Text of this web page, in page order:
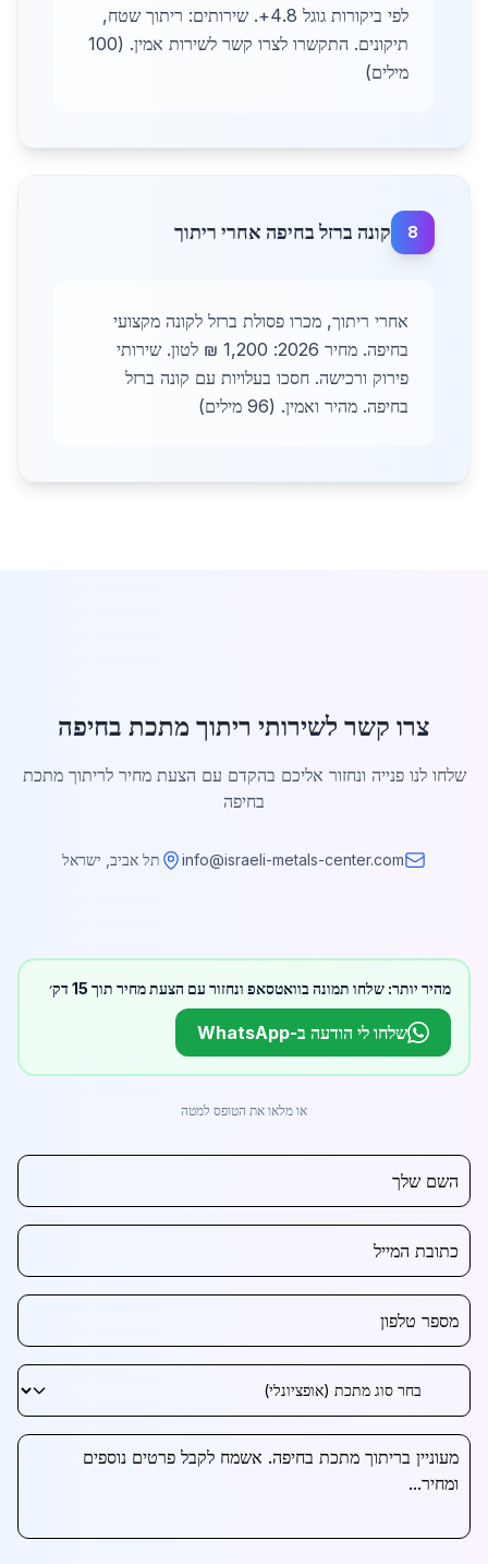
לפי ביקורות גוגל 4.8+. שירותים: ריתוך שטח,
תיקונים. התקשרו לצרו קשר לשירות אמין. (100
מילים)
8 קונה ברזל בחיפה אחרי ריתוך
אחרי ריתוך, מכרו פסולת ברזל לקונה מקצועי
בחיפה. מחיר 2026: 1,200 ₪ לטון. שירותי
פירוק ורכישה. חסכו בעלויות עם קונה ברזל
בחיפה. מהיר ואמין. (96 מילים)
צרו קשר לשירותי ריתוך מתכת בחיפה
שלחו לנו פנייה ונחזור אליכם בהקדם עם הצעת מחיר לריתוך מתכת
בחיפה
info@israeli-metals-center.com תל אביב, ישראל
מהיר יותר: שלחו תמונה בוואטסאפ ונחזור עם הצעת מחיר תוך 15 דק׳
שלחו לי הודעה ב-WhatsApp
או מלאו את הטופס למטה